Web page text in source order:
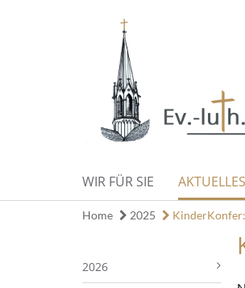
WIR FÜR SIE AKTUELLES
Home 2025 KinderKonfer:
2026